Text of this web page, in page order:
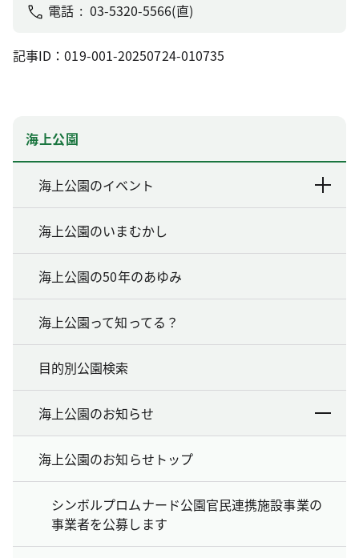
電話
03-5320-5566(直)
記事ID：019-001-20250724-010735
海上公園
海上公園のイベント
海上公園のいまむかし
海上公園の50年のあゆみ
海上公園って知ってる？
目的別公園検索
海上公園のお知らせ
海上公園のお知らせトップ
シンボルプロムナード公園官民連携施設事業の
事業者を公募します